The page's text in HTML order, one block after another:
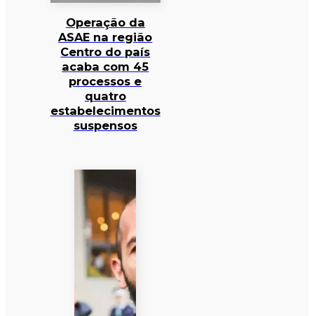
Operação da
ASAE na região
Centro do país
acaba com 45
processos e
quatro
estabelecimentos
suspensos